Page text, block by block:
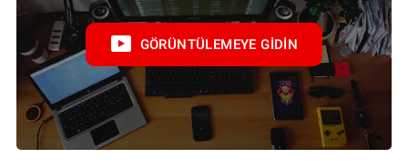
GÖRÜNTÜLEMEYE GIDIN